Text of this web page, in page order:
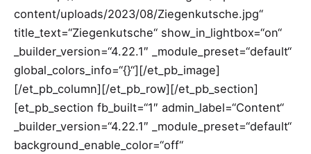
content/uploads/2023/08/Ziegenkutsche.jpg“
title_text=“Ziegenkutsche“ show_in_lightbox=“on“
_builder_version=“4.22.1″ _module_preset=“default“
global_colors_info=“{}“][/et_pb_image]
[/et_pb_column][/et_pb_row][/et_pb_section]
[et_pb_section fb_built=“1″ admin_label=“Content“
_builder_version=“4.22.1″ _module_preset=“default“
background_enable_color=“off“